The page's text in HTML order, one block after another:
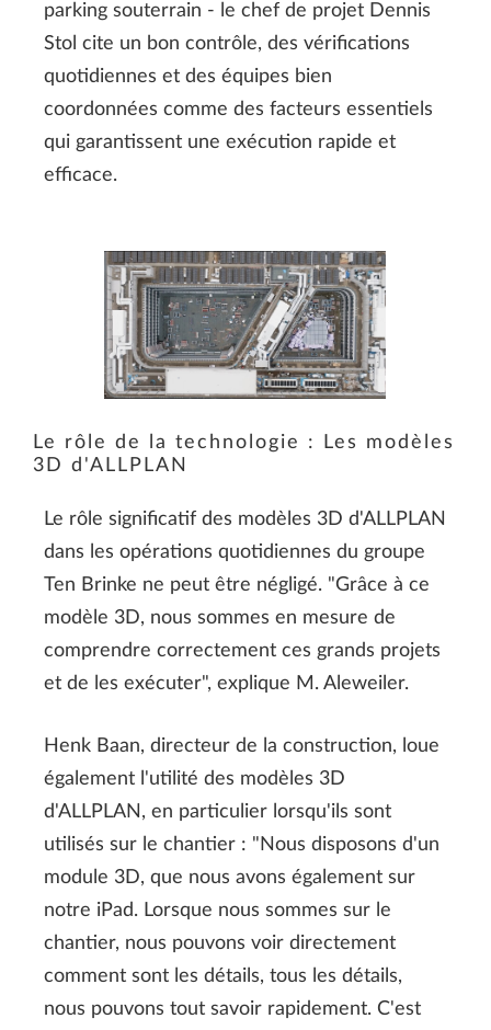
parking souterrain - le chef de projet Dennis
Stol cite un bon contrôle, des vérifications
quotidiennes et des équipes bien
coordonnées comme des facteurs essentiels
qui garantissent une exécution rapide et
efficace.
Le rôle de la technologie : Les modèles
3D d'ALLPLAN
Le rôle significatif des modèles 3D d'ALLPLAN
dans les opérations quotidiennes du groupe
Ten Brinke ne peut être négligé. "Grâce à ce
modèle 3D, nous sommes en mesure de
comprendre correctement ces grands projets
et de les exécuter", explique M. Aleweiler.
Henk Baan, directeur de la construction, loue
également l'utilité des modèles 3D
d'ALLPLAN, en particulier lorsqu'ils sont
utilisés sur le chantier : "Nous disposons d'un
module 3D, que nous avons également sur
notre iPad. Lorsque nous sommes sur le
chantier, nous pouvons voir directement
comment sont les détails, tous les détails,
nous pouvons tout savoir rapidement. C'est